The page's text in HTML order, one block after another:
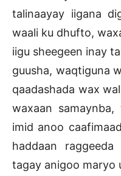
talinaayay iigana
waali ku dhufto,
iigu sheegeen inay
guusha, waqtiguna
qaadashada wax
waxaan
imid anoo
haddaan
tagay anigoo maryo